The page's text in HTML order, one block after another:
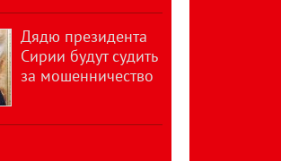
Дядю президента
Сирии будут судить
за мошенничество